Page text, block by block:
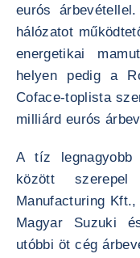
eurós
hálózatot
energetikai
helyen pedig a
Coface-toplista
milliárd eurós
A tíz legnagyobb
között szerepel
Manufacturing
Magyar Suzuki
utóbbi öt cég